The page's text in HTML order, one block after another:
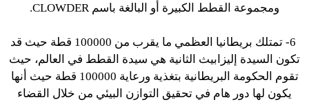
ومجموعة القطط الكبيرة أو البالغة باسمCLOWDER.
6- تمتلك بريطانيا العظمي ما يقرب من 100000 قطة حيث قد
تكون السيدة إليزابيث الثانية هي سيدة القطط في العالم، حيث
تقوم الحكومة البريطانية بتغذية ورعاية 100000 قطة حيث أنها
يكون لها دور هام في تحقيق التوازن البيئي من خلال القضاء